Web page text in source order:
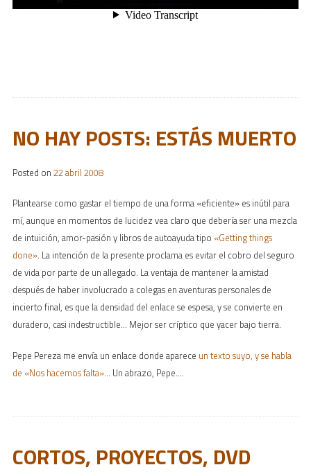
NO HAY POSTS: ESTÁS MUERTO
Posted on 22 abril 2008
Plantearse como gastar el tiempo de una forma «eficiente» es inútil para
mí, aunque en momentos de lucidez vea claro que debería ser una mezcla
de intuición, amor-pasión y libros de autoayuda tipo «Getting things
done». La intención de la presente proclama es evitar el cobro del seguro
de vida por parte de un allegado. La ventaja de mantener la amistad
después de haber involucrado a colegas en aventuras personales de
incierto final, es que la densidad del enlace se espesa, y se convierte en
duradero, casi indestructible… Mejor ser críptico que yacer bajo tierra.
Pepe Pereza me envía un enlace donde aparece un texto suyo, y se habla
de «Nos hacemos falta»… Un abrazo, Pepe….
CORTOS, PROYECTOS, DVD